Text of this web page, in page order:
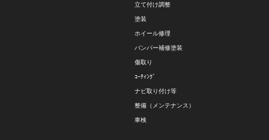
立て付け調整
塗装
ホイール修理
バンパー補修塗装
傷取り
ｺｰﾃｨﾝｸﾞ
ナビ取り付け等
整備（メンテナンス）
車検